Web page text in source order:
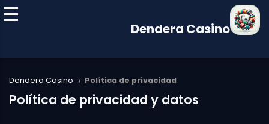
Dendera Casino
Dendera Casino › Política de privacidad
Política de privacidad y datos